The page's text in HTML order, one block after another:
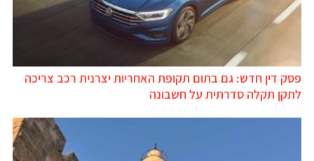
פסק דין חדש: גם בתום תקופת האחריות יצרנית רכב צריכה
לתקן תקלה סדרתית על חשבונה